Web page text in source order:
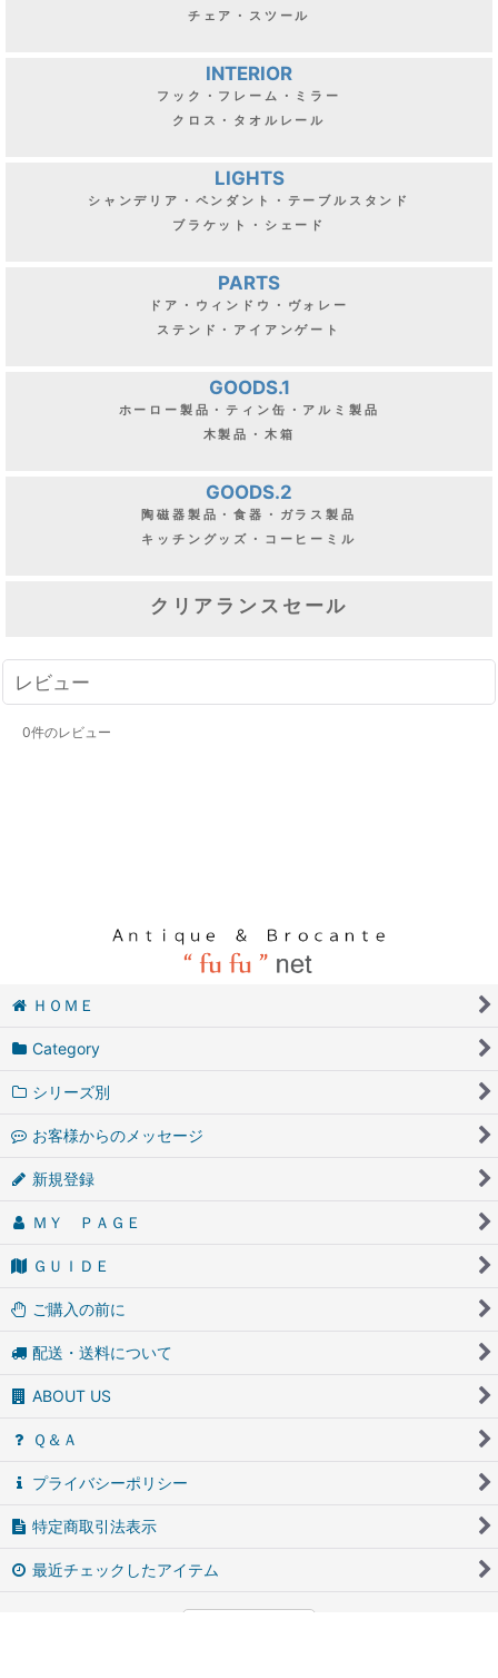
チェア・スツール
INTERIOR
フック・フレーム・ミラー
クロス・タオルレール
LIGHTS
シャンデリア・ペンダント・テーブルスタンド
ブラケット・シェード
PARTS
ドア・ウィンドウ・ヴォレー
ステンド・アイアンゲート
GOODS.1
ホーロー製品・ティン缶・アルミ製品
木製品・木箱
GOODS.2
陶磁器製品・食器・ガラス製品
キッチングッズ・コーヒーミル
クリアランスセール
レビュー
0件のレビュー
ＨＯＭＥ
Category
シリーズ別
お客様からのメッセージ
新規登録
ＭＹ ＰＡＧＥ
ＧＵＩＤＥ
ご購入の前に
配送・送料について
ABOUT US
Ｑ＆Ａ
プライバシーポリシー
特定商取引法表示
最近チェックしたアイテム